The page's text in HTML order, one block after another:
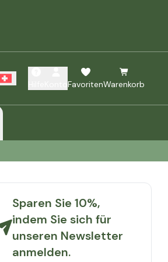
FavoritenWarenkorb
Sparen Sie 10%,
indem Sie sich für
unseren Newsletter
anmelden.